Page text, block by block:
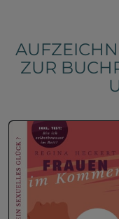
ZUR